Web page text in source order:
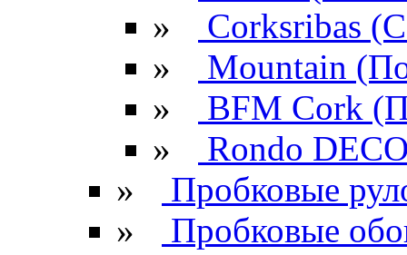
»
Corksribas
»
Mountain
»
BFM Cork
»
Rondo
»
Пробковые
»
Пробковые